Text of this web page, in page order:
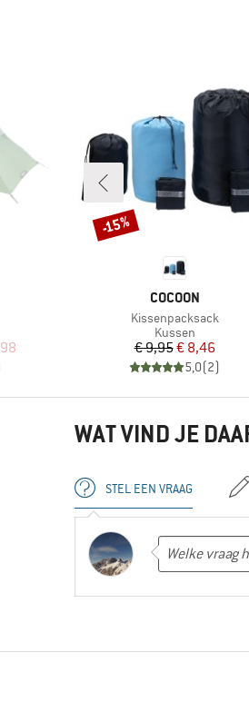
prijs
MERK
COCOON
Artikel
Kissenpacksack
Productgroep
Kussen
Prijs
€ 9,95Verlaagde
€ 8,46
5,0(2)
Korting
-15%
WAT VIND JE
STEL EEN VRAAG